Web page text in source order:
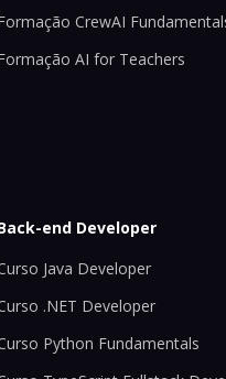
CrewAI
AI for Teachers
end Developer
Java Developer
.NET Developer
Python Fundamentals